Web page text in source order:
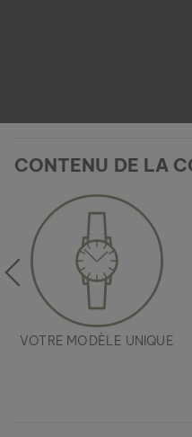
CONTENU DE LA
VOTRE MODÈLE UNIQUE